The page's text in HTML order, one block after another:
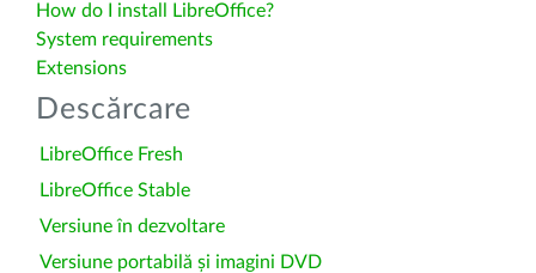
How do I install LibreOffice?
System requirements
Extensions
Descărcare
LibreOffice Fresh
LibreOffice Stable
Versiune în dezvoltare
Versiune portabilă și imagini DVD